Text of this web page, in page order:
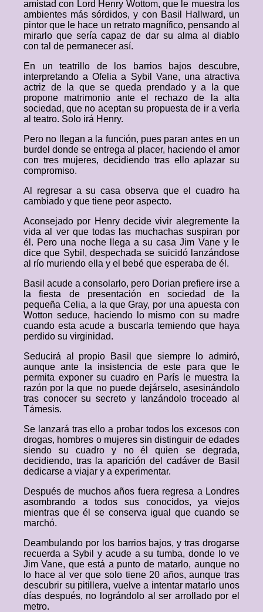
amistad con Lord Henry Wottom, que le muestra los
ambientes más sórdidos, y con Basil Hallward, un
pintor que le hace un retrato magnífico, pensando al
mirarlo que sería capaz de dar su alma al diablo
con tal de permanecer así.
En un teatrillo de los barrios bajos descubre,
interpretando a Ofelia a Sybil Vane, una atractiva
actriz de la que se queda prendado y a la que
propone matrimonio ante el rechazo de la alta
sociedad, que no aceptan su propuesta de ir a verla
al teatro. Solo irá Henry.
Pero no llegan a la función, pues paran antes en un
burdel donde se entrega al placer, haciendo el amor
con tres mujeres, decidiendo tras ello aplazar su
compromiso.
Al regresar a su casa observa que el cuadro ha
cambiado y que tiene peor aspecto.
Aconsejado por Henry decide vivir alegremente la
vida al ver que todas las muchachas suspiran por
él. Pero una noche llega a su casa Jim Vane y le
dice que Sybil, despechada se suicidó lanzándose
al río muriendo ella y el bebé que esperaba de él.
Basil acude a consolarlo, pero Dorian prefiere irse a
la fiesta de presentación en sociedad de la
pequeña Celia, a la que Gray, por una apuesta con
Wotton seduce, haciendo lo mismo con su madre
cuando esta acude a buscarla temiendo que haya
perdido su virginidad.
Seducirá al propio Basil que siempre lo admiró,
aunque ante la insistencia de este para que le
permita exponer su cuadro en París le muestra la
razón por la que no puede dejárselo, asesinándolo
tras conocer su secreto y lanzándolo troceado al
Támesis.
Se lanzará tras ello a probar todos los excesos con
drogas, hombres o mujeres sin distinguir de edades
siendo su cuadro y no él quien se degrada,
decidiendo, tras la aparición del cadáver de Basil
dedicarse a viajar y a experimentar.
Después de muchos años fuera regresa a Londres
asombrando a todos sus conocidos, ya viejos
mientras que él se conserva igual que cuando se
marchó.
Deambulando por los barrios bajos, y tras drogarse
recuerda a Sybil y acude a su tumba, donde lo ve
Jim Vane, que está a punto de matarlo, aunque no
lo hace al ver que solo tiene 20 años, aunque tras
descubrir su pitillera, vuelve a intentar matarlo unos
días después, no lográndolo al ser arrollado por el
metro.